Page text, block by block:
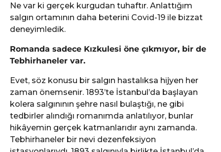
Ne var ki gerçek kurgudan tuhaftır. Anlattığım
salgın ortamının daha beterini Covid-19 ile bizzat
deneyimledik.
Romanda sadece Kızkulesi öne çıkmıyor, bir de
Tebhirhaneler var.
Evet, söz konusu bir salgın hastalıksa hijyen her
zaman önemsenir. 1893’te İstanbul’da başlayan
kolera salgınının şehre nasıl bulaştığı, ne gibi
tedbirler alındığı romanımda anlatılıyor, bunlar
hikâyemin gerçek katmanlarıdır aynı zamanda.
Tebhirhaneler bir nevi dezenfeksiyon